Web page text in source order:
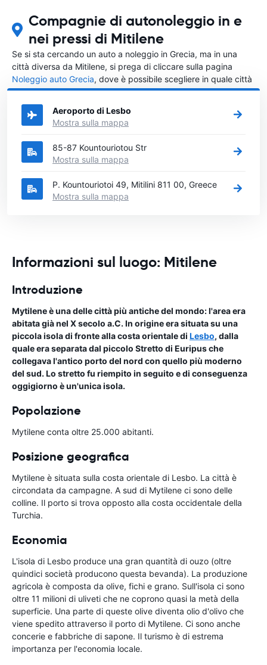
Compagnie di autonoleggio in e
nei pressi di Mitilene
Se si sta cercando un auto a noleggio in Grecia, ma in una
città diversa da Mitilene, si prega di cliccare sulla pagina
Noleggio auto Grecia, dove è possibile scegliere in quale città
in Grecia si vuole noleggiare l'auto.
Aeroporto di Lesbo
Mostra sulla mappa
85-87 Kountouriotou Str
Mostra sulla mappa
P. Kountouriotoi 49, Mitilini 811 00, Greece
Mostra sulla mappa
Informazioni sul luogo: Mitilene
Introduzione
Mytilene è una delle città più antiche del mondo: l'area era
abitata già nel X secolo a.C. In origine era situata su una
piccola isola di fronte alla costa orientale di Lesbo, dalla
quale era separata dal piccolo Stretto di Euripus che
collegava l'antico porto del nord con quello più moderno
del sud. Lo stretto fu riempito in seguito e di conseguenza
oggigiorno è un'unica isola.
Popolazione
Mytilene conta oltre 25.000 abitanti.
Posizione geografica
Mytilene è situata sulla costa orientale di Lesbo. La città è
circondata da campagne. A sud di Mytilene ci sono delle
colline. Il porto si trova opposto alla costa occidentale della
Turchia.
Economia
L'isola di Lesbo produce una gran quantità di ouzo (oltre
quindici società producono questa bevanda). La produzione
agricola è composta da olive, fichi e grano. Sull'isola ci sono
oltre 11 milioni di uliveti che ne coprono quasi la metà della
superficie. Una parte di queste olive diventa olio d'olivo che
viene spedito attraverso il porto di Mytilene. Ci sono anche
concerie e fabbriche di sapone. Il turismo è di estrema
importanza per l'economia locale.